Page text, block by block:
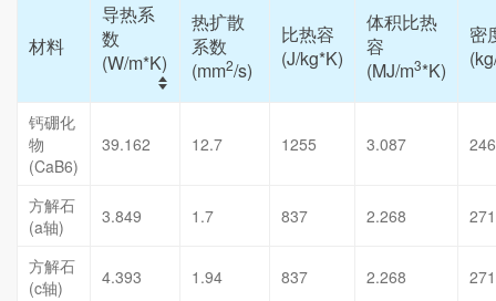
材料
导热系
数
(W/m*K)
热扩散
系数
(mm2/s)
比热容
(J/kg*K)
体积比热
容
(MJ/m3*K)
密
钙硼化
物
(CaB6)
39.162 12.7 1255 3.087
方解石
(a轴)
3.849 1.7 837 2.268
方解石
(c轴)
4.393 1.94 837 2.268